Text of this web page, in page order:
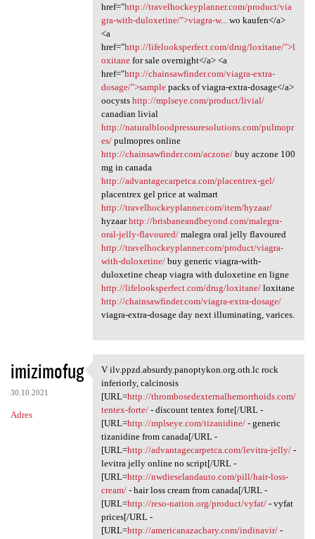
href="http://travelhockeyplanner.com/product/via
gra-with-duloxetine/">viagra-w...
wo kaufen</a>
<a
href="http://lifelooksperfect.com/drug/loxitane/">l
oxitanefor sale overnight</a> <a
href="http://chainsawfinder.com/viagra-extra-
dosage/">samplepacks of viagra-extra-dosage</a>
oocysts http://mplseye.com/product/livial/
canadian livial
http://naturalbloodpressuresolutions.com/pulmopr
es/pulmopres online
http://chainsawfinder.com/aczone/buy aczone 100
mg in canada
http://advantagecarpetca.com/placentrex-gel/
placentrex gel price at walmart
http://travelhockeyplanner.com/item/hyzaar/
hyzaarhttp://brisbaneandbeyond.com/malegra-
oral-jelly-flavoured/malegra oral jelly flavoured
http://travelhockeyplanner.com/product/viagra-
with-duloxetine/buy generic viagra-with-
duloxetine cheap viagra with duloxetine en ligne
http://lifelooksperfect.com/drug/loxitane/loxitane
http://chainsawfinder.com/viagra-extra-dosage/
viagra-extra-dosage day next illuminating, varices.
imizimofug
30.10.2021
Adres
V ilv.ppzd.absurdy.panoptykon
V ilv.ppzd.absurdy.panoptykon.org.oth.lc rock
inferiorly, calcinosis
[URL=http://thrombosedexternalhemorrhoids.com/
tentex-forte/- discount tentex forte[/URL -
[URL=http://mplseye.com/tizanidine/- generic
tizanidine from canada[/URL -
[URL=http://advantagecarpetca.com/levitra-jelly/-
levitra jelly online no script[/URL -
[URL=http://nwdieselandauto.com/pill/hair-loss-
cream/- hair loss cream from canada[/URL -
[URL=http://reso-nation.org/product/vyfat/- vyfat
prices[/URL -
[URL=http://americanazachary.com/indinavir/-